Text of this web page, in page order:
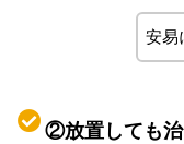
安易
②放置しても